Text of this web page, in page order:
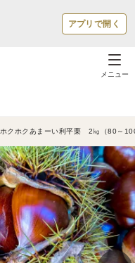
アプリで開く
メニュー
ホクホクあまーい利平栗 2㎏（80～